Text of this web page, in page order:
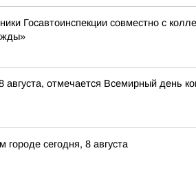
Госавтоинспекции совместно с
отмечается Всемирный день
сегодня, 8 августа